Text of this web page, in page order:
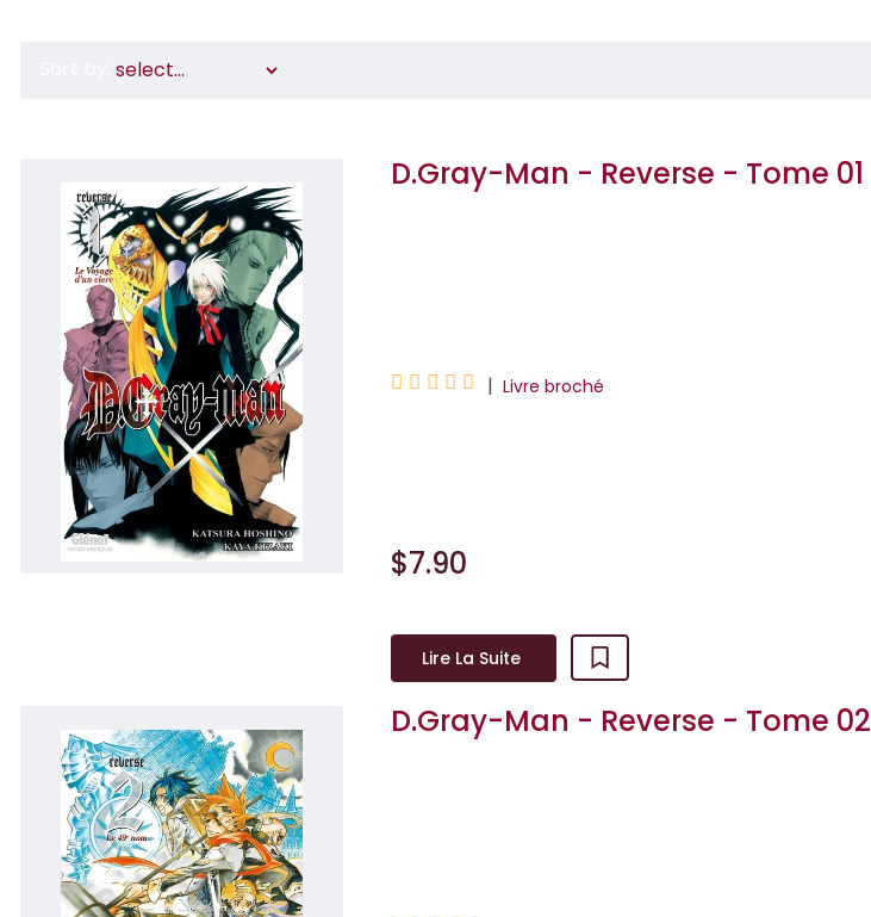
D.Gray-Man - Reverse - Tome 01
     | Livre broché
$7.90
Lire La Suite
D.Gray-Man - Reverse - Tome 02